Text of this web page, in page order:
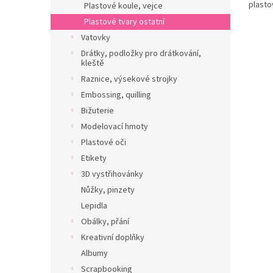
Plastové koule, vejce
Plastové tvary ostatní
Vatovky
Drátky, podložky pro drátkování,
kleště
Raznice, výsekové strojky
Embossing, quilling
Bižuterie
Modelovací hmoty
Plastové oči
Etikety
3D vystřihovánky
Nůžky, pinzety
Lepidla
Obálky, přání
Kreativní doplňky
Albumy
Scrapbooking